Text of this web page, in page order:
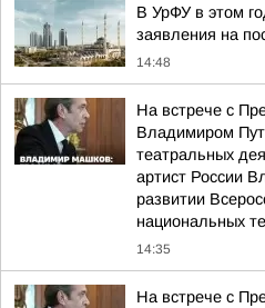
В УрФУ в этом
заявления на
14:48
На встрече с
Владимиром
театральных
артист России
развитии
национальных
14:35
На встрече с